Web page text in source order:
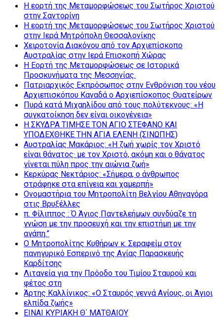
Η εορτή της Μεταμορφώσεως του Σωτήρος Χριστού
στην Σαντορίνη
Η εορτή της Μεταμορφώσεως του Σωτήρος Χριστού
στην Ιερά Μητρόπολη Θεσσαλονίκης
Χειροτονία Διακόνου από τον Αρχιεπίσκοπο
Αυστραλίας στην Ιερά Επισκοπή Χώρας
Η Εορτή της Μεταμορφώσεως σε Ιστορικά
Προσκυνήματα της Μεσσηνίας.
Πατριαρχικός Εκπρόσωπος στην Ενθρόνιση του νέου
Αρχιεπισκόπου Καναδά ο Αρχιεπίσκοπος Θυατείρων
Πυρά κατά Μιχαηλίδου από τους πολύτεκνους: «Η
συγκατοίκηση δεν είναι οικογένεια»
Η ΣΚΥΔΡΑ ΤΙΜΗΣΕ ΤΟΝ ΑΓΙΟ ΣΤΕΦΑΝΟ ΚΑΙ
ΥΠΟΔΕΧΘΗΚΕ ΤΗΝ ΑΓΙΑ ΕΛΕΝΗ (ΣΙΝΩΠΗΣ)
Αυστραλίας Μακάριος: «Η ζωή χωρίς τον Χριστό
είναι θάνατος· με τον Χριστό, ακόμη και ο θάνατος
γίνεται πύλη προς την αιώνια ζωή»
Κερκύρας Νεκτάριος: «Σήμερα, ο άνθρωπος
στράφηκε στα επίγεια και χαμερπή»
Ονομαστήρια του Μητροπολίτη Βελγίου Αθηναγόρα
στις Βρυξέλλες
π. Φίλιππος : Ό Άγιος Παντελεήμων συνδύαζε τη
γνώση με την προσευχή και την επιστήμη με την
αγάπη.”
Ο Μητροπολίτης Κυθήρων κ. Σεραφείμ στον
πανηγυρικό Εσπερινό της Αγίας Παρασκευής
Καρδίτσης
Λιτανεία για την Πρόοδο του Τιμίου Σταυρού και
φέτος στη
Άρτης Καλλίνικος: «Ο Σταυρός γεννά Αγίους, οι Άγιοι
ελπίδα ζωής»
ΕΙΝΑΙ ΚΥΡΙΑΚΗ Θ΄ ΜΑΤΘΑΙΟΥ